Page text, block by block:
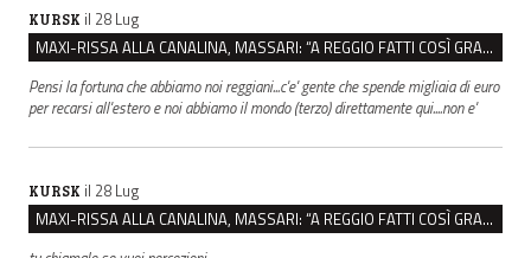
KURSK il 28 Lug
MAXI-RISSA ALLA CANALINA, MASSARI: “A REGGIO FATTI COSÌ GRAVI NON DEVONO TROVARE SPAZIO”
Pensi la fortuna che abbiamo noi reggiani...c'e' gente che spende migliaia di euro
per recarsi all'estero e noi abbiamo il mondo (terzo) direttamente qui....non e'
KURSK il 28 Lug
MAXI-RISSA ALLA CANALINA, MASSARI: “A REGGIO FATTI COSÌ GRAVI NON DEVONO TROVARE SPAZIO”